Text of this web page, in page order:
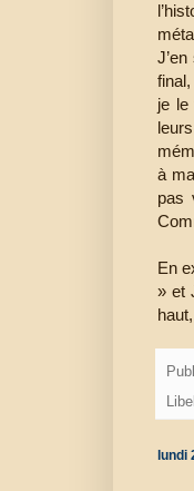
je le
à
pas
En
» et
lundi